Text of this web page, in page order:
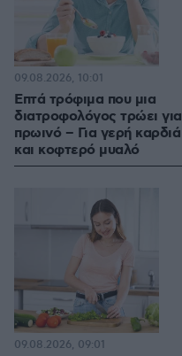
Επτά τρόφιμα που μια
διατροφολόγος τρώει για
πρωινό – Για γερή καρδιά
και κοφτερό μυαλό
09.08.2026, 10:01
09.08.2026, 09:01